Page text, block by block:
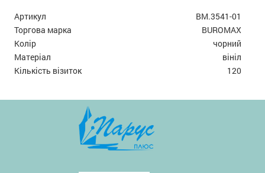
Артикул
BM.3541-01
Торгова марка
BUROMAX
Колір
чорний
Матеріал
вініл
Кількість візиток
120